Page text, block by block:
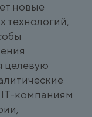
новые
технологий,
целевую
IT-компаниям